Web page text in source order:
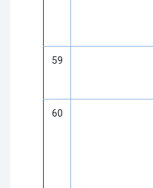
59
60